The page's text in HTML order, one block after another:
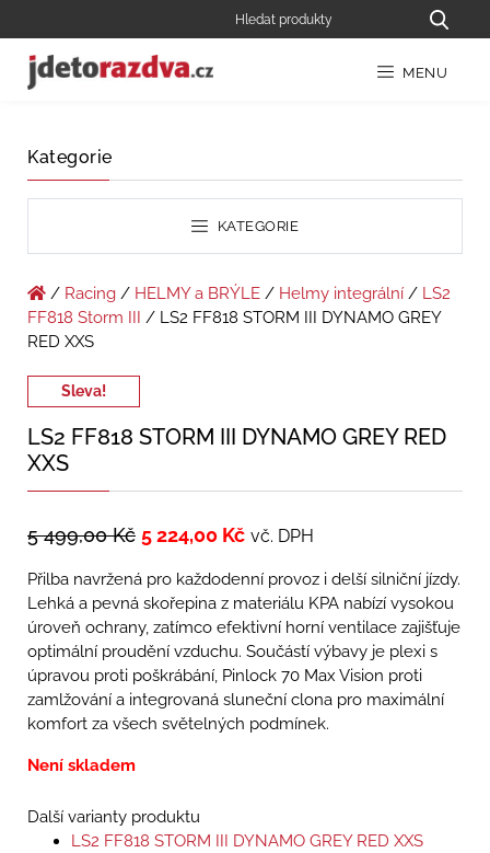
MENU
Kategorie
KATEGORIE
/ Racing / HELMY a BRÝLE / Helmy integrální / LS2
FF818 Storm III
/ LS2 FF818 STORM III DYNAMO GREY
RED XXS
Sleva!
LS2 FF818 STORM III DYNAMO GREY RED
XXS
5 499,00Kč 5 224,00 Kč vč. DPH
Přilba navržená pro každodenní provoz i delší silniční jízdy.
Lehká a pevná skořepina z materiálu KPA nabízí vysokou
úroveň ochrany, zatímco efektivní horní ventilace zajišťuje
optimální proudění vzduchu. Součástí výbavy je plexi s
úpravou proti poškrábání, Pinlock 70 Max Vision proti
zamlžování a integrovaná sluneční clona pro maximální
komfort za všech světelných podmínek.
Není skladem
Další varianty produktu
LS2 FF818 STORM III DYNAMO GREY RED XXS